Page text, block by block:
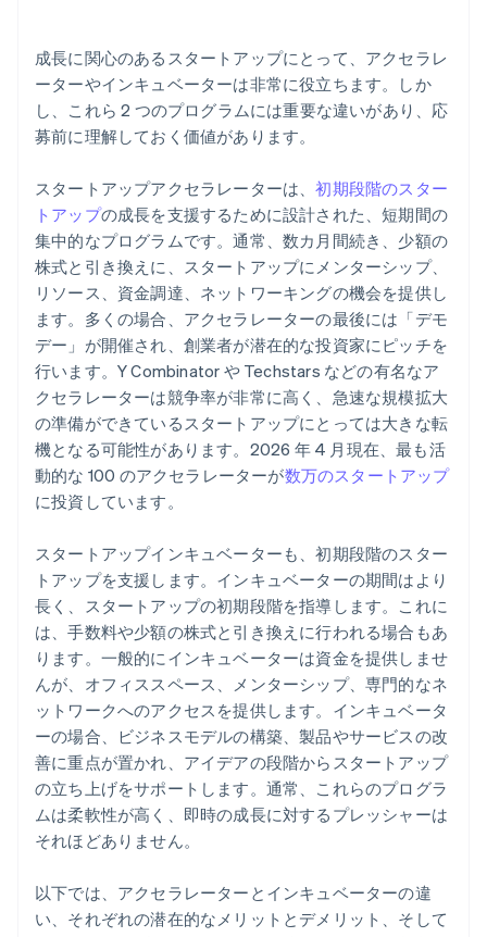
83(b) 税務選択の自動申請
世界水準の会社の法的文書
万ドルのパートナークレジットと割引
成長に関心のあるスタートアップにとって、アクセラレ
ーターやインキュベーターは非常に役立ちます。しか
し、これら 2 つのプログラムには重要な違いがあり、応
募前に理解しておく価値があります。
スタートアップアクセラレーターは、初期段階のスター
トアップの成長を支援するために設計された、短期間の
集中的なプログラムです。通常、数カ月間続き、少額の
株式と引き換えに、スタートアップにメンターシップ、
リソース、資金調達、ネットワーキングの機会を提供し
ます。多くの場合、アクセラレーターの最後には「デモ
デー」が開催され、創業者が潜在的な投資家にピッチを
行います。Y Combinator や Techstars などの有名なア
クセラレーターは競争率が非常に高く、急速な規模拡大
の準備ができているスタートアップにとっては大きな転
機となる可能性があります。2026 年 4 月現在、最も活
動的な 100 のアクセラレーターが数万のスタートアップ
に投資しています。
スタートアップインキュベーターも、初期段階のスター
トアップを支援します。インキュベーターの期間はより
長く、スタートアップの初期段階を指導します。これに
は、手数料や少額の株式と引き換えに行われる場合もあ
ります。一般的にインキュベーターは資金を提供しませ
んが、オフィススペース、メンターシップ、専門的なネ
ットワークへのアクセスを提供します。インキュベータ
ーの場合、ビジネスモデルの構築、製品やサービスの改
善に重点が置かれ、アイデアの段階からスタートアップ
の立ち上げをサポートします。通常、これらのプログラ
ムは柔軟性が高く、即時の成長に対するプレッシャーは
それほどありません。
以下では、アクセラレーターとインキュベーターの違
い、それぞれの潜在的なメリットとデメリット、そして